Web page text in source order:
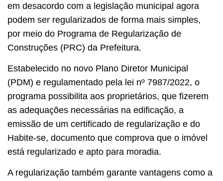
em desacordo com a legislação municipal agora
podem ser regularizados de forma mais simples,
por meio do Programa de Regularização de
Construções (PRC) da Prefeitura.
Estabelecido no novo Plano Diretor Municipal
(PDM) e regulamentado pela lei nº 7987/2022, o
programa possibilita aos proprietários, que fizerem
as adequações necessárias na edificação, a
emissão de um certificado de regularização e do
Habite-se, documento que comprova que o imóvel
está regularizado e apto para moradia.
A regularização também garante vantagens como a